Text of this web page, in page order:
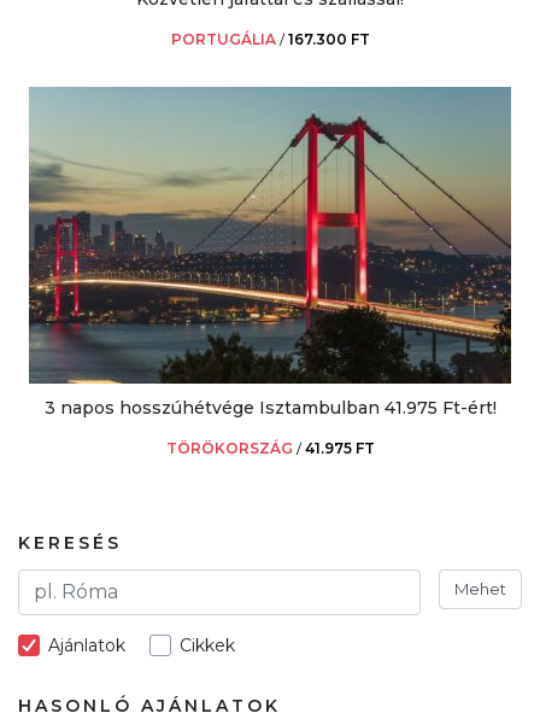
PORTUGÁLIA /167.300 FT
3 napos hosszúhétvége Isztambulban 41.975 Ft-ért!
TÖRÖKORSZÁG /41.975 FT
KERESÉS
Mehet
Ajánlatok Cikkek
HASONLÓ AJÁNLATOK